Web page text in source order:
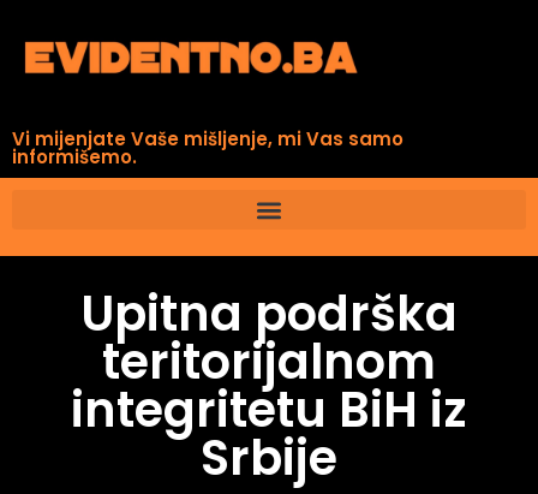
Vi mijenjate Vaše mišljenje, mi Vas samo
informišemo.
Upitna podrška
teritorijalnom
integritetu BiH iz
Srbije